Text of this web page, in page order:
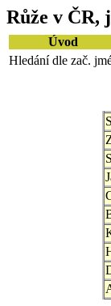
Růže v ČR,
Úvod
Hledání dle zač.